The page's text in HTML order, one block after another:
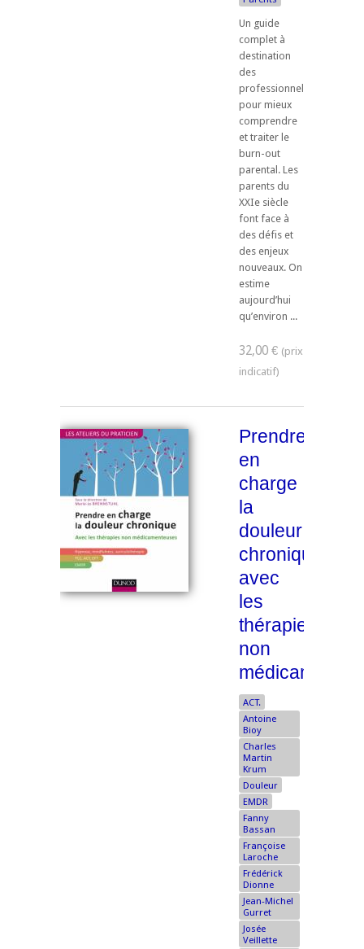
Un guide
complet à
destination
des
professionnels
pour mieux
comprendre
et traiter le
burn-out
parental. Les
parents du
XXIe siècle
font face à
des défis et
des enjeux
nouveaux. On
estime
aujourd’hui
qu’environ ...
32,00 €
Prendre
en
charge
la
douleur
chronique
avec
les
thérapies
non
ACT.
Antoine
Bioy
Charles
Martin
Krum
Douleur
EMDR
Fanny
Bassan
Françoise
Laroche
Frédérick
Dionne
Jean-Michel
Gurret
Josée
Veillette